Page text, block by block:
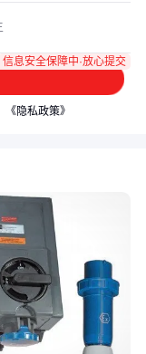
信息安全保障中·放心提交
《隐私政策》